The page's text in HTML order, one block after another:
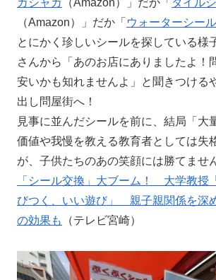
カシャカ （Amazon）」だか「 タイル
（Amazon）」だか「 ウォーターシール
とにかく珍しいシールを探している様
さんから「あのお店にありましたよ！
安いかも知れませんよ」と聞きつける
出し問屋街へ！
見事に並んだシールを前に、結局「大
価値や我慢を教える教育者としては失
が、子供たちのあの笑顔には勝てませ
「シール交換」大ブーム！ 大学教授
びつく、いい遊び」 親子親関係を深
の効果も
（テレビ宮崎）